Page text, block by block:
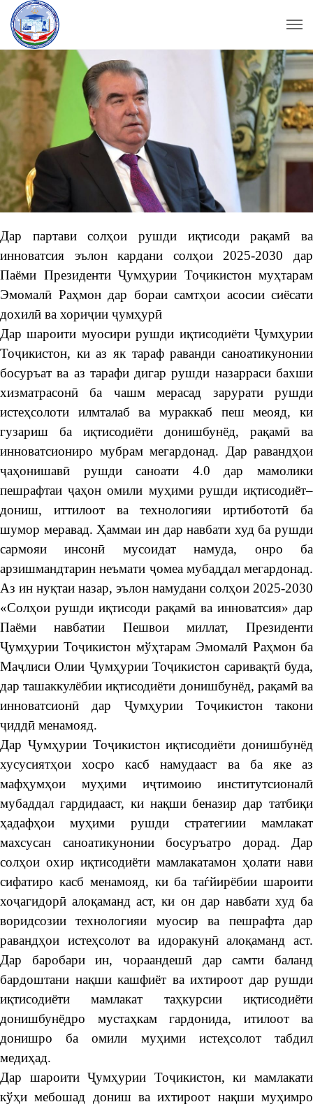
Дар партави солҳои рушди иқтисоди рақамӣ ва
инноватсия эълон кардани солҳои 2025-2030 дар
Паёми Президенти Ҷумҳурии Тоҷикистон муҳтарам
Эмомалӣ Раҳмон дар бораи самтҳои асосии сиёсати
дохилӣ ва хориҷии ҷумҳурӣ
Дар шароити муосири рушди иқтисодиёти Ҷумҳурии
Тоҷикистон, ки аз як тараф раванди саноатикунонии
босуръат ва аз тарафи дигар рушди назарраси бахши
хизматрасонӣ ба чашм мерасад зарурати рушди
истеҳсолоти илмталаб ва мураккаб пеш меояд, ки
гузариш ба иқтисодиёти донишбунёд, рақамӣ ва
инноватсиониро мубрам мегардонад. Дар равандҳои
ҷаҳонишавӣ рушди саноати 4.0 дар мамолики
пешрафтаи ҷаҳон омили муҳими рушди иқтисодиёт–
дониш, иттилоот ва технологияи иртибототӣ ба
шумор меравад. Ҳаммаи ин дар навбати худ ба рушди
сармояи инсонӣ мусоидат намуда, онро ба
арзишмандтарин неъмати ҷомеа мубаддал мегардонад.
Аз ин нуқтаи назар, эълон намудани солҳои 2025-2030
«Солҳои рушди иқтисоди рақамӣ ва инноватсия» дар
Паёми навбатии Пешвои миллат, Президенти
Ҷумҳурии Тоҷикистон мўҳтарам Эмомалӣ Раҳмон ба
Маҷлиси Олии Ҷумҳурии Тоҷикистон саривақтӣ буда,
дар ташаккулёбии иқтисодиёти донишбунёд, рақамӣ ва
инноватсионӣ дар Ҷумҳурии Тоҷикистон такони
ҷиддӣ менамояд.
Дар Ҷумҳурии Тоҷикистон иқтисодиёти донишбунёд
хусусиятҳои хосро касб намудааст ва ба яке аз
мафҳумҳои муҳими иҷтимоию институтсионалӣ
мубаддал гардидааст, ки нақши беназир дар татбиқи
ҳадафҳои муҳими рушди стратегиии мамлакат
махсусан саноатикунонии босуръатро дорад. Дар
солҳои охир иқтисодиёти мамлакатамон ҳолати нави
сифатиро касб менамояд, ки ба таѓйирёбии шароити
хоҷагидорӣ алоқаманд аст, ки он дар навбати худ ба
воридсозии технологияи муосир ва пешрафта дар
равандҳои истеҳсолот ва идоракунӣ алоқаманд аст.
Дар баробари ин, чораандешӣ дар самти баланд
бардоштани нақши кашфиёт ва ихтироот дар рушди
иқтисодиёти мамлакат таҳкурсии иқтисодиёти
донишбунёдро мустаҳкам гардонида, итилоот ва
донишро ба омили муҳими истеҳсолот табдил
медиҳад.
Дар шароити Ҷумҳурии Тоҷикистон, ки мамлакати
кўҳи мебошад дониш ва ихтироот нақши муҳимро